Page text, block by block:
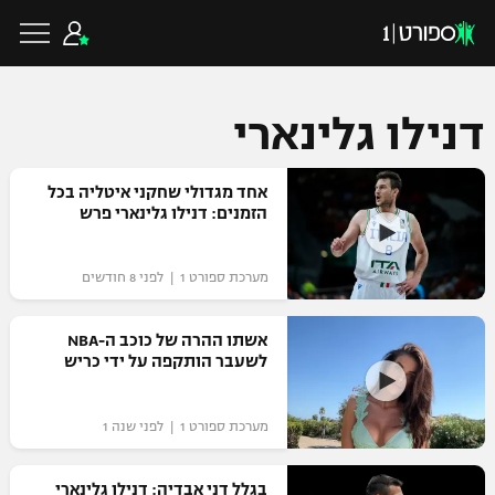
כדורגל ישראלי
ליגת העל
גביע הטוטו
ליגיונרים
גביע המדינה
כדורגל עולמי
ליגה אירופית
ליגה אנגלית
כדורסל ישראלי
ליגת ווינר סל
ליגה לאומית
כדורסל עולמי
דנילו גלינארי
אחד מגדולי שחקני איטליה בכל
הזמנים: דנילו גלינארי פרש
מערכת ספורט 1 | לפני 8 חודשים
אשתו ההרה של כוכב ה-NBA
לשעבר הותקפה על ידי כריש
מערכת ספורט 1 | לפני שנה 1
בגלל דני אבדיה: דנילו גלינארי